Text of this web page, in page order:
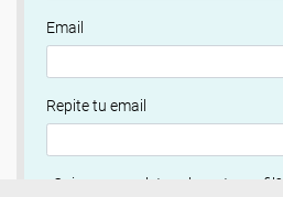
Email
Repite tu email
¿Quieres completar ahora tu perfil?